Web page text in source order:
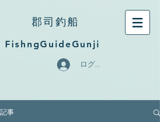
郡司釣船
FishngGuideGunji
ログイン
記事